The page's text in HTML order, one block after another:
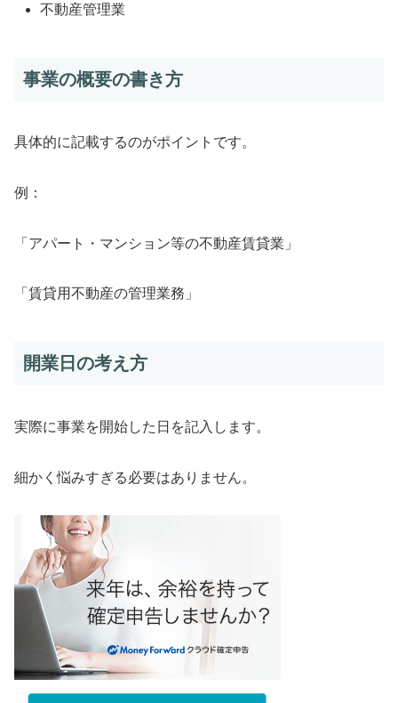
不動産管理業
事業の概要の書き方
具体的に記載するのがポイントです。
例：
「アパート・マンション等の不動産賃貸業」
「賃貸用不動産の管理業務」
開業日の考え方
実際に事業を開始した日を記入します。
細かく悩みすぎる必要はありません。